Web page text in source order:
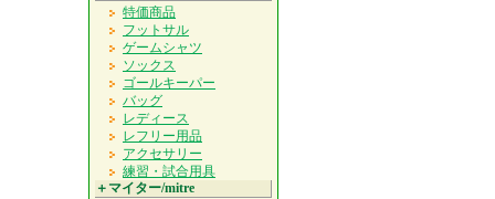
特価商品
フットサル
ゲームシャツ
ソックス
ゴールキーパー
バッグ
レディース
レフリー用品
アクセサリー
練習・試合用具
＋マイター/mitre